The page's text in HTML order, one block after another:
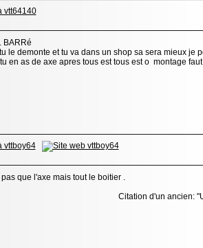
BARRé
le demonte et tu va dans un shop sa sera mieux je
en as de axe apres tous est tous est o montage
pas que l'axe mais tout le boitier .
Citation d'un ancien: